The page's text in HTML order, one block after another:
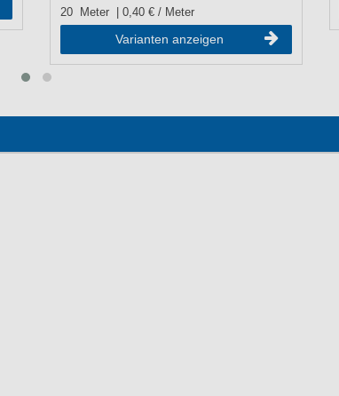
20 Meter | 0,40 € / Meter
Varianten anzeigen